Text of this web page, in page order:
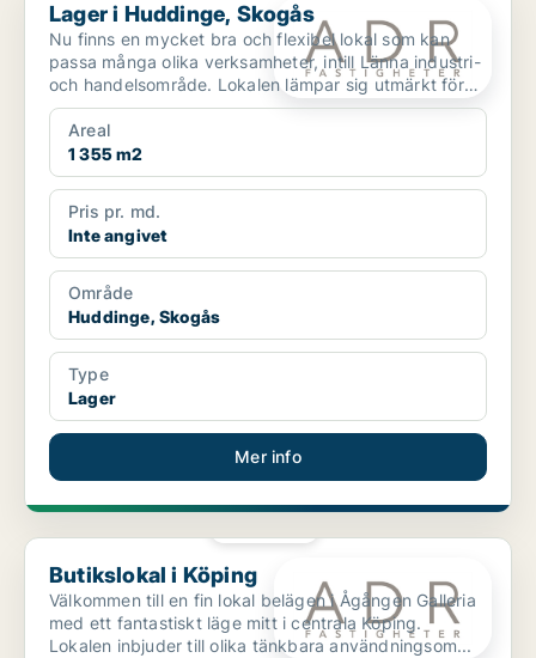
Lager i Huddinge, Skogås
Nu finns en mycket bra och flexibel lokal som kan
passa många olika verksamheter, intill Länna industri-
och handelsområde. Lokalen lämpar sig utmärkt för
la...
Areal
1 355 m2
Pris pr. md.
Inte angivet
Område
Huddinge, Skogås
Type
Lager
Mer info
Butikslokal i Köping
Butikslokal i Köping
Välkommen till en fin lokal belägen i Ågången Galleria
med ett fantastiskt läge mitt i centrala Köping.
Lokalen inbjuder till olika tänkbara användningsom...